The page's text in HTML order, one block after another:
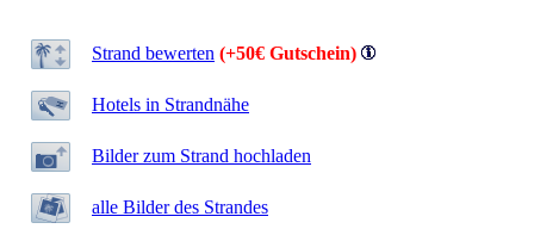
Strand bewerten (+50€ Gutschein)
Hotels in Strandnähe
Bilder zum Strand hochladen
alle Bilder des Strandes